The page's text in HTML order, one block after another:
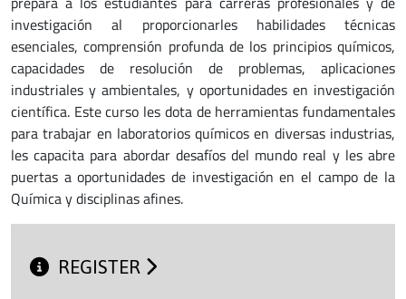
investigación al proporcionarles habilidades técnicas
esenciales, comprensión profunda de los principios químicos,
capacidades de resolución de problemas, aplicaciones
industriales y ambientales, y oportunidades en investigación
científica. Este curso les dota de herramientas fundamentales
para trabajar en laboratorios químicos en diversas industrias,
les capacita para abordar desafíos del mundo real y les abre
puertas a oportunidades de investigación en el campo de la
Química y disciplinas afines.
REGISTER